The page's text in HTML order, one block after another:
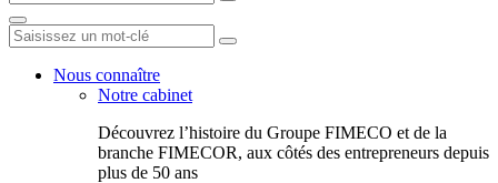
Nous connaître
Notre cabinet
Découvrez l’histoire du Groupe FIMECO et de la
branche FIMECOR, aux côtés des entrepreneurs depuis
plus de 50 ans